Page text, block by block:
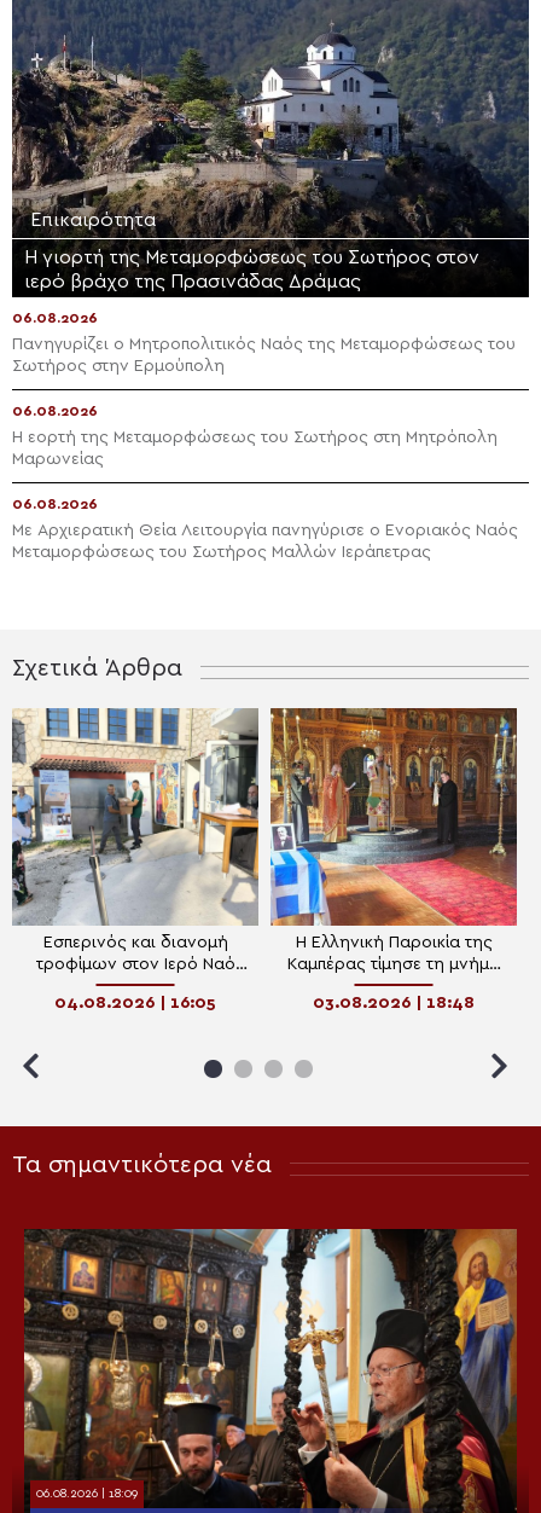
Επικαιρότητα
Η γιορτή της Μεταμορφώσεως του Σωτήρος στον
ιερό βράχο της Πρασινάδας Δράμας
06.08.2026
Πανηγυρίζει ο Μητροπολιτικός Ναός της Μεταμορφώσεως του
Σωτήρος στην Ερμούπολη
06.08.2026
Η εορτή της Μεταμορφώσεως του Σωτήρος στη Μητρόπολη
Μαρωνείας
06.08.2026
Με Αρχιερατική Θεία Λειτουργία πανηγύρισε ο Ενοριακός Ναός
Μεταμορφώσεως του Σωτήρος Μαλλών Ιεράπετρας
Σχετικά Άρθρα
Εσπερινός και διανομή
τροφίμων στον Ιερό Ναό
Κοιμήσεως της Θεοτόκου
Περιβλέπτου Ιωαννίνων
04.08.2026 | 16:05
Η Ελληνική Παροικία της
Καμπέρας τίμησε τη μνήμη
του Ελευθερίου Βενιζέλου
03.08.2026 | 18:48
Τα σημαντικότερα νέα
06.08.2026 | 18:09